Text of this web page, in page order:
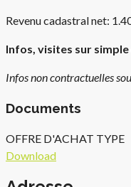
Revenu cadastral net:
Infos, visites sur
Infos non contractuelles
Documents
OFFRE D'ACHAT TYPE
Download